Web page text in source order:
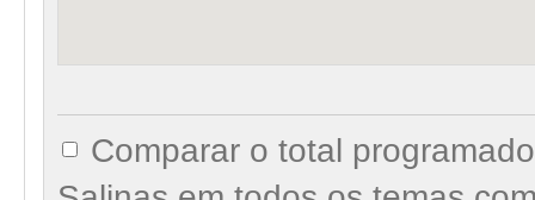
Comparar o total